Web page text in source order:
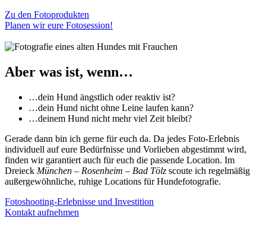
Zu den Fotoprodukten
Planen wir eure Fotosession!
Aber was ist, wenn…
…dein Hund ängstlich oder reaktiv ist?
…dein Hund nicht ohne Leine laufen kann?
…deinem Hund nicht mehr viel Zeit bleibt?
Gerade dann bin ich gerne für euch da. Da jedes Foto-Erlebnis
individuell auf eure Bedürfnisse und Vorlieben abgestimmt wird,
finden wir garantiert auch für euch die passende Location. Im
Dreieck München – Rosenheim – Bad Tölz scoute ich regelmäßig
außergewöhnliche, ruhige Locations für Hundefotografie.
Fotoshooting-Erlebnisse und Investition
Kontakt aufnehmen